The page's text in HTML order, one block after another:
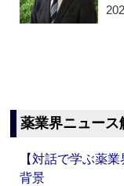
薬業界ニュース
【対話で学ぶ薬
背景